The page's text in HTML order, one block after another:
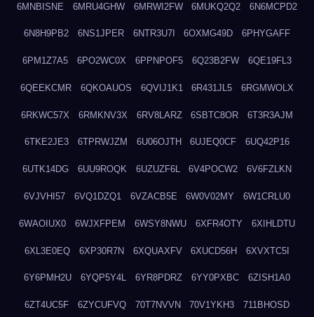
6MNBISNE 6MRU4GHW 6MRWI2FW 6MUKQ2Q2 6N6MCPD2
6N8H9PB2 6NS1JPER 6NTR3U7I 6OXMG49D 6PHYGAFF
6PM1Z7A5 6PO2WC0X 6PPNPOF5 6Q23B2FW 6QE19FL3
6QEEKCMR 6QKOAUOS 6QVIJ1K1 6R431JL5 6RGMWOLX
6RKWC57X 6RMKNV3X 6RV8LARZ 6SBTC8OR 6T3R3AJM
6TKE2JE3 6TPRWJZM 6U06OJTH 6UJEQ0CF 6UQ42P16
6UTK14DG 6UU9ROQK 6UZUZF6L 6V4POCW2 6V6FZLKN
6VJVHI57 6VQ1DZQ1 6VZACB5E 6W0V02MY 6W1CRLU0
6WAOIUX0 6WJXFPEM 6WSY8NWU 6XFR4OTY 6XIHLDTU
6XL3E0EQ 6XP30R7N 6XQUAXFV 6XUCD56H 6XVXTC5I
6Y6PMH2U 6YQP5Y4L 6YR8PDRZ 6YY0PXBC 6ZISH1A0
6ZT4UC5F 6ZYCUFVQ 70T7NVVN 70V1YKH3 711BHOSD